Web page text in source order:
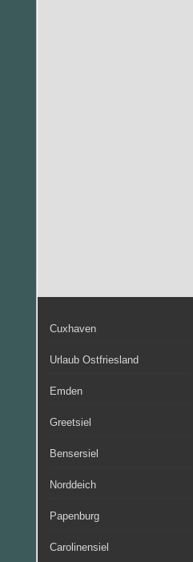
Cuxhaven
Urlaub Ostfriesland
Emden
Greetsiel
Bensersiel
Norddeich
Papenburg
Carolinensiel